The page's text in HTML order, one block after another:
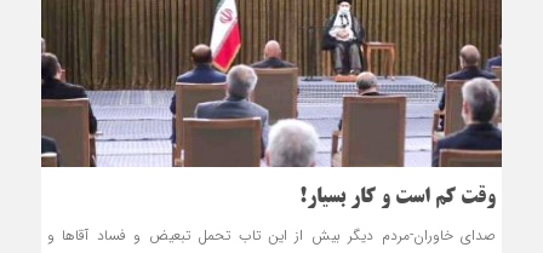
وقت کم است و کار بسیار!
صدای خاوران-مردم دیگر بیش از این تاب تحمل تبعیض و فساد آقاها و